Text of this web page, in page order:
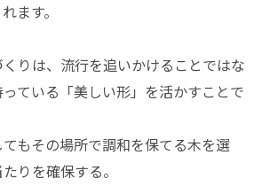
ます。
りは、流行を追いかけることではな
ている「美しい形」を活かすことで
もその場所で調和を保てる木を選
りを確保する。